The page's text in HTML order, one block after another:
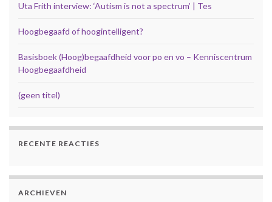
Uta Frith interview: ‘Autism is not a spectrum’ | Tes
Hoogbegaafd of hoogintelligent?
Basisboek (Hoog)begaafdheid voor po en vo – Kenniscentrum
Hoogbegaafdheid
(geen titel)
RECENTE REACTIES
ARCHIEVEN